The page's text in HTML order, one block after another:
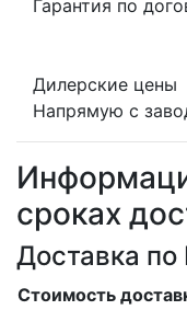
Гарантия по
Дилерские цены
Напрямую с
сроках
Доставка
Стоимость